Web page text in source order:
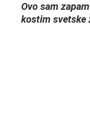
Ovo sam
kostim svetske